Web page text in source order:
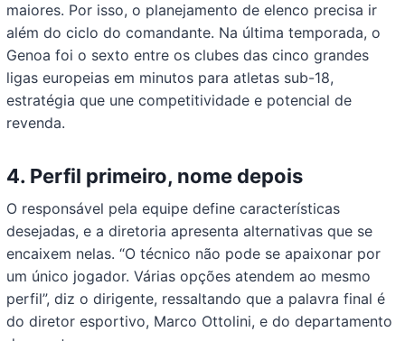
maiores. Por isso, o planejamento de elenco precisa ir
além do ciclo do comandante. Na última temporada, o
Genoa foi o sexto entre os clubes das cinco grandes
ligas europeias em minutos para atletas sub-18,
estratégia que une competitividade e potencial de
revenda.
4. Perfil primeiro, nome depois
O responsável pela equipe define características
desejadas, e a diretoria apresenta alternativas que se
encaixem nelas. “O técnico não pode se apaixonar por
um único jogador. Várias opções atendem ao mesmo
perfil”, diz o dirigente, ressaltando que a palavra final é
do diretor esportivo, Marco Ottolini, e do departamento